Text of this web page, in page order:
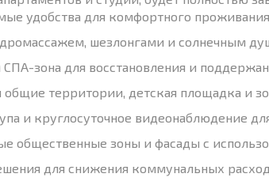
удобства для комфортного
шезлонгами и солнечным
зона для восстановления и
общие территории, детская площадка и
и круглосуточное видеонаблюдение
общественные зоны и фасады с
для снижения коммунальных